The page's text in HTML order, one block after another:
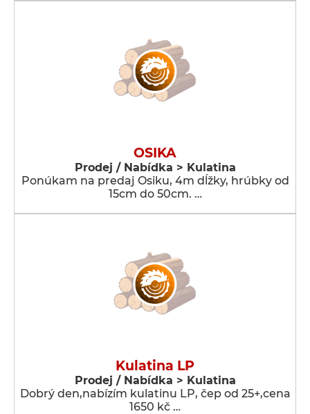
OSIKA
Prodej / Nabídka > Kulatina
Ponúkam na predaj Osiku, 4m dĺžky, hrúbky od
15cm do 50cm. …
Kulatina LP
Prodej / Nabídka > Kulatina
Dobrý den,nabízím kulatinu LP, čep od 25+,cena
1650 kč …